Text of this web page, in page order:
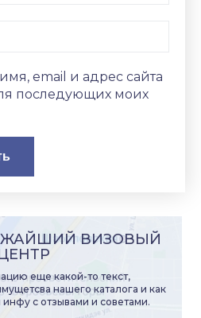
email и адрес сайта
последующих моих
ВИЗОВЫЙ
еще какой-то текст,
нашего каталога и как
с отзывами и советами.